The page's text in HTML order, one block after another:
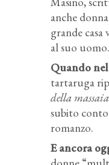
anche
grande casa
al suo uomo.
Quando nel
tartaruga
della massaia
subito
romanzo.
E ancora